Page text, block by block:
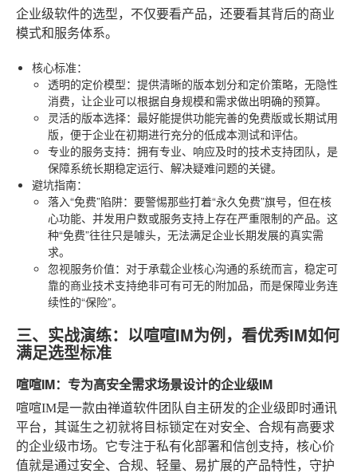
企业级软件的选型，不仅要看产品，还要看其背后的商业
模式和服务体系。
核心标准：
透明的定价模型：提供清晰的版本划分和定价策略，无隐性
消费，让企业可以根据自身规模和需求做出明确的预算。
灵活的版本选择：最好能提供功能完善的免费版或长期试用
版，便于企业在初期进行充分的低成本测试和评估。
专业的服务支持：拥有专业、响应及时的技术支持团队，是
保障系统长期稳定运行、解决疑难问题的关键。
避坑指南：
落入“免费”陷阱：要警惕那些打着“永久免费”旗号，但在核
心功能、并发用户数或服务支持上存在严重限制的产品。这
种“免费”往往只是噱头，无法满足企业长期发展的真实需
求。
忽视服务价值：对于承载企业核心沟通的系统而言，稳定可
靠的商业技术支持绝非可有可无的附加品，而是保障业务连
续性的“保险”。
三、实战演练：以喧喧IM为例，看优秀IM如何
满足选型标准
喧喧IM：专为高安全需求场景设计的企业级IM
喧喧IM是一款由禅道软件团队自主研发的企业级即时通讯
平台，其诞生之初就将目标锁定在对安全、合规有高要求
的企业级市场。它专注于私有化部署和信创支持，核心价
值就是通过安全、合规、轻量、易扩展的产品特性，守护